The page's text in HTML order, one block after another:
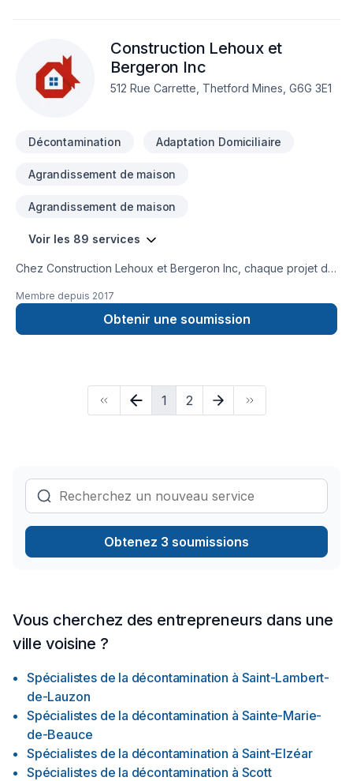
Construction Lehoux et
Bergeron Inc
512 Rue Carrette, Thetford Mines, G6G 3E1
Décontamination Adaptation Domiciliaire
Agrandissement de maison
Agrandissement de maison
Voir les 89 services
Chez Construction Lehoux et Bergeron Inc, chaque projet de
Balcon, Balcon de bois, Béton, Calfeutrage, Carrelage,
Charpentier, Clôture, Coffrage, Commercial, Construction,
Crépis, Cuisine, Décontamination, Démolition, Drain français,
Garage, Gouttières, Gypse, Insonorisation, Isolation, Isolation
entre-toît, Isolation mur, Isolation sous-sol, Levage de maison,
Maçonnerie, Margelle, Meubles, Patio, Peinture, Plancher,
est l'occasion de démontrer n
Membre depuis 2017
Obtenir une soumission
1 2
Obtenez 3 soumissions
Vous cherchez des entrepreneurs dans une
ville voisine ?
Spécialistes de la décontamination à Saint-Lambert-
de-Lauzon
Spécialistes de la décontamination à Sainte-Marie-
de-Beauce
Spécialistes de la décontamination à Saint-Elzéar
Spécialistes de la décontamination à Scott